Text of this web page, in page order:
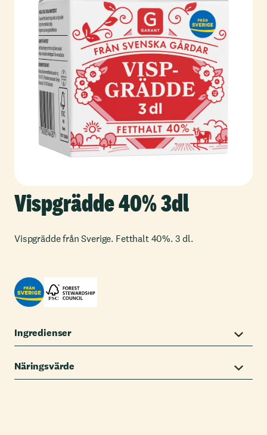
Vispgrädde 40% 3dl
Vispgrädde från Sverige. Fetthalt 40%. 3 dl.
Ingredienser
Näringsvärde